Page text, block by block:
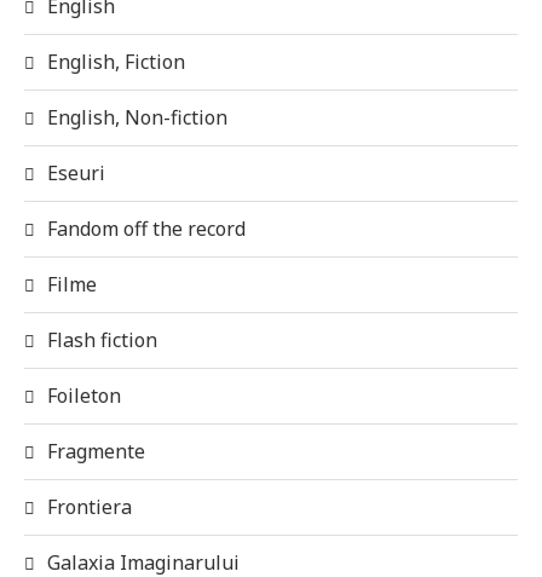
English
English, Fiction
English, Non-fiction
Eseuri
Fandom off the record
Filme
Flash fiction
Foileton
Fragmente
Frontiera
Galaxia Imaginarului